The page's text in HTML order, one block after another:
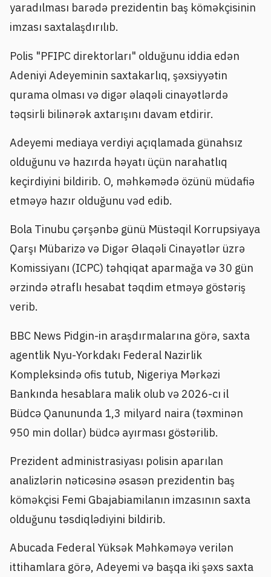
yaradılması barədə prezidentin baş köməkçisinin
imzası saxtalaşdırılıb.
Polis "PFIPC direktorları" olduğunu iddia edən
Adeniyi Adeyeminin saxtakarlıq, şəxsiyyətin
qurama olması və digər əlaqəli cinayətlərdə
təqsirli bilinərək axtarışını davam etdirir.
Adeyemi mediaya verdiyi açıqlamada günahsız
olduğunu və hazırda həyatı üçün narahatlıq
keçirdiyini bildirib. O, məhkəmədə özünü müdafiə
etməyə hazır olduğunu vəd edib.
Bola Tinubu çərşənbə günü Müstəqil Korrupsiyaya
Qarşı Mübarizə və Digər Əlaqəli Cinayətlər üzrə
Komissiyanı (ICPC) təhqiqat aparmağa və 30 gün
ərzində ətraflı hesabat təqdim etməyə göstəriş
verib.
BBC News Pidgin-in araşdırmalarına görə, saxta
agentlik Nyu-Yorkdakı Federal Nazirlik
Kompleksində ofis tutub, Nigeriya Mərkəzi
Bankında hesablara malik olub və 2026-cı il
Büdcə Qanununda 1,3 milyard naira (təxminən
950 min dollar) büdcə ayırması göstərilib.
Prezident administrasiyası polisin aparılan
analizlərin nəticəsinə əsasən prezidentin baş
köməkçisi Femi Gbajabiamilanın imzasının saxta
olduğunu təsdiqlədiyini bildirib.
Abucada Federal Yüksək Məhkəməyə verilən
ittihamlara görə, Adeyemi və başqa iki şəxs saxta